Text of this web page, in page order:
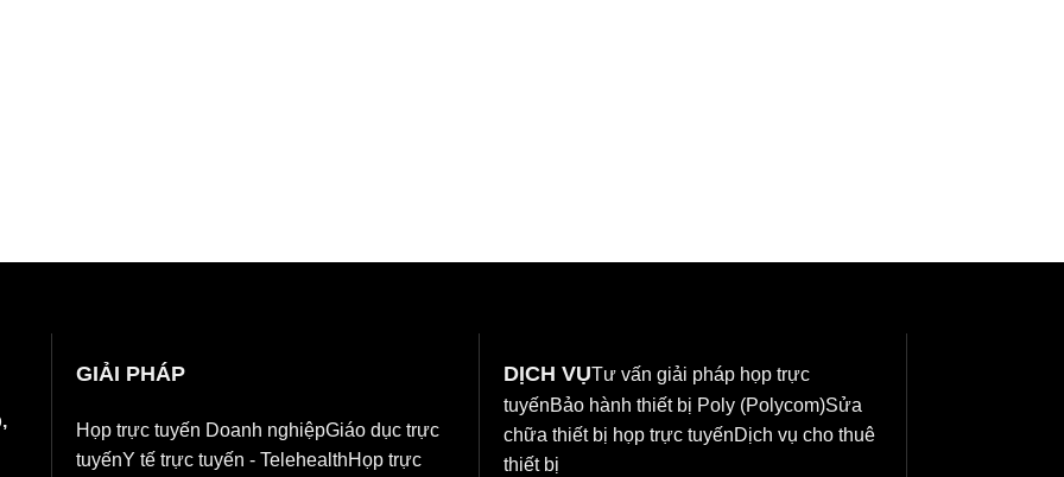
GIẢI PHÁP
Họp trực tuyến Doanh nghiệpGiáo dục trực
tuyếnY tế trực tuyến - TelehealthHọp trực
DỊCH VỤTư vấn giải pháp họp trực
tuyếnBảo hành thiết bị Poly (Polycom)Sửa
chữa thiết bị họp trực tuyếnDịch vụ cho thuê
thiết bị